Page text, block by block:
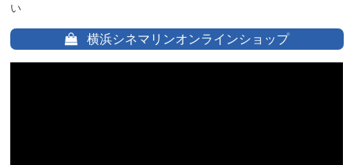
い
横浜シネマリンオンラインショップ